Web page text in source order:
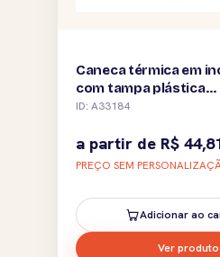
Caneca térmica em
com tampa plástica
personalizada
ID: A33184
a partir de R$
PREÇO SEM
Adicionar ao
Ver produto